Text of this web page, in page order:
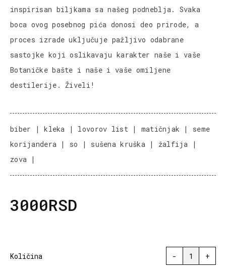
inspirisan biljkama sa našeg podneblja. Svaka
boca ovog posebnog pića donosi deo prirode, a
proces izrade uključuje pažljivo odabrane
sastojke koji oslikavaju karakter naše i vaše
Botaničke bašte i naše i vaše omiljene
destilerije. Živeli!
biber | kleka | lovorov list | matičnjak | seme
korijandera | so | sušena kruška | žalfija |
zova |
3000RSD
Količina - 1 +